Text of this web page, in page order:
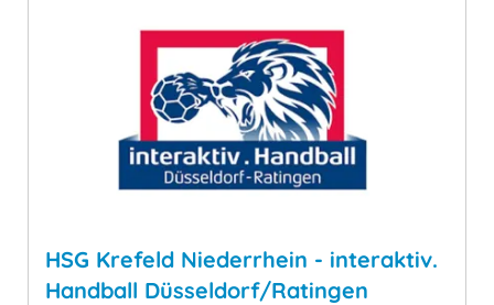
HSG Krefeld Niederrhein - interaktiv.
Handball Düsseldorf/Ratingen